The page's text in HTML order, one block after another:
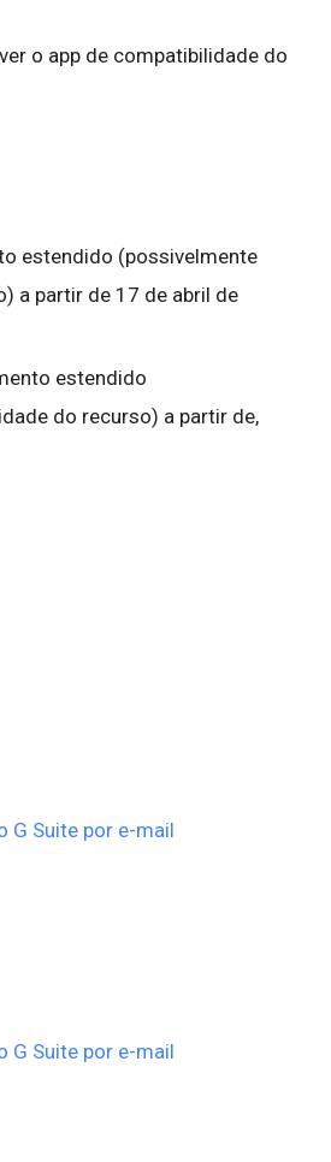
o app de compatibilidade do
estendido (possivelmente
a partir de 17 de abril de
estendido
do recurso) a partir de,
G Suite por e-mail
G Suite por e-mail